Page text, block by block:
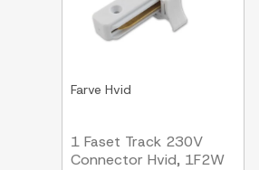
Farve Hvid
1 Faset Track 230V
Connector Hvid, 1F2W